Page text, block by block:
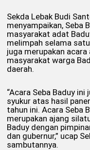
Sekda Lebak Budi
menyampaikan, Seba
masyarakat adat
melimpah selama
juga merupakan
masyarakat warga
daerah.
“Acara Seba Baduy
syukur atas hasil
tahun ini. Acara Seba
merupakan ajang
Baduy dengan
dan gubernur,” ucap
sambutannya.